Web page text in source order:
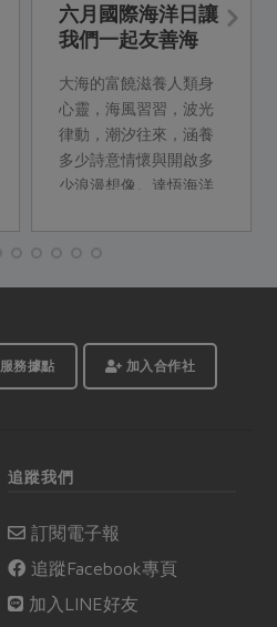
六月國際海洋日讓
我們一起友善海
大海的富饒滋養人類身
心靈，海風習習，波光
律動，潮汐往來，涵養
多少詩意情懷與開啟多
少浪漫想像。達悟海洋
過︰「我願是那片海洋
與敬畏不言而喻。萬物
有未來。
服務據點 加入合作社
追蹤我們
訂閱電子報
追蹤Facebook專頁
加入LINE好友